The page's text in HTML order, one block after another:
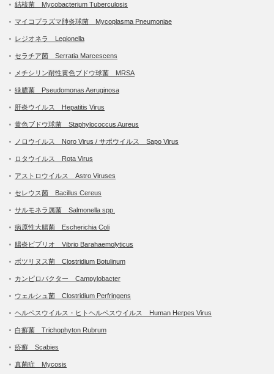
結核菌 Mycobacterium Tuberculosis
マイコプラズマ肺炎球菌 Mycoplasma Pneumoniae
レジオネラ Legionella
セラチア菌 Serratia Marcescens
メチシリン耐性黄色ブドウ球菌 MRSA
緑膿菌 Pseudomonas Aeruginosa
肝炎ウイルス Hepatitis Virus
黄色ブドウ球菌 Staphylococcus Aureus
ノロウイルス Noro Virus / サポウイルス Sapo Virus
ロタウイルス Rota Virus
アストロウイルス Astro Viruses
セレウス菌 Bacillus Cereus
サルモネラ属菌 Salmonella spp.
病原性大腸菌 Escherichia Coli
腸炎ビブリオ Vibrio Barahaemolyticus
ボツリヌス菌 Clostridium Botulinum
カンピロバクター Campylobacter
ウェルシュ菌 Clostridium Perfringens
ヘルペスウイルス・ヒトヘルペスウイルス Human Herpes Virus
白癬菌 Trichophyton Rubrum
疥癬 Scabies
真菌症 Mycosis